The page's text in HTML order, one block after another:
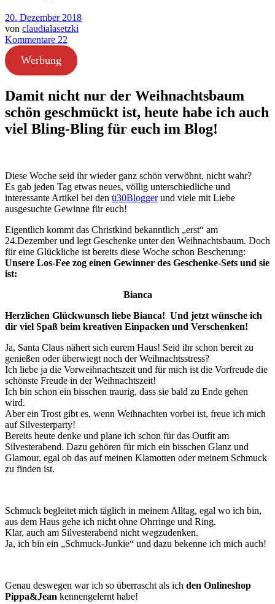
20. Dezember 2018
von claudialasetzki
Kommentare 22
Werbung
Damit nicht nur der Weihnachtsbaum
schön geschmückt ist, heute habe ich auch
viel Bling-Bling für euch im Blog!
Diese Woche seid ihr wieder ganz schön verwöhnt, nicht wahr?
Es gab jeden Tag etwas neues, völlig unterschiedliche und
interessante Artikel bei den ü30Bloggerund viele mit Liebe
ausgesuchte Gewinne für euch!
Eigentlich kommt das Christkind bekanntlich „erst“ am
24.Dezember und legt Geschenke unter den Weihnachtsbaum. Doch
für eine Glückliche ist bereits diese Woche schon Bescherung:
Unsere Los-Fee zog einen Gewinner des Geschenke-Sets und sie
ist:
Bianca
Herzlichen Glückwunsch liebe Bianca! Und jetzt wünsche ich
dir viel Spaß beim kreativen Einpacken und Verschenken!
Ja, Santa Claus nähert sich eurem Haus! Seid ihr schon bereit zu
genießen oder überwiegt noch der Weihnachtsstress?
Ich liebe ja die Vorweihnachtszeit und für mich ist die Vorfreude die
schönste Freude in der Weihnachtszeit!
Ich bin schon ein bisschen traurig, dass sie bald zu Ende gehen
wird.
Aber ein Trost gibt es, wenn Weihnachten vorbei ist, freue ich mich
auf Silvesterparty!
Bereits heute denke und plane ich schon für das Outfit am
Silvesterabend. Dazu gehören für mich ein bisschen Glanz und
Glamour, egal ob das auf meinen Klamotten oder meinem Schmuck
zu finden ist.
Schmuck begleitet mich täglich in meinem Alltag, egal wo ich bin,
aus dem Haus gehe ich nicht ohne Ohrringe und Ring.
Klar, auch am Silvesterabend nicht wegzudenken.
Ja, ich bin ein „Schmuck-Junkie“ und dazu bekenne ich mich auch!
Genau deswegen war ich so überrascht als ich den Onlineshop
Pippa&Jean kennengelernt habe!